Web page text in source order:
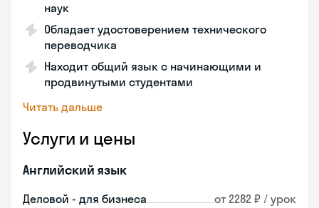
наук
Обладает удостоверением технического
переводчика
Находит общий язык с начинающими и
продвинутыми студентами
Читать дальше
Услуги и цены
Английский язык
Деловой - для бизнеса от 2282 ₽ / урок